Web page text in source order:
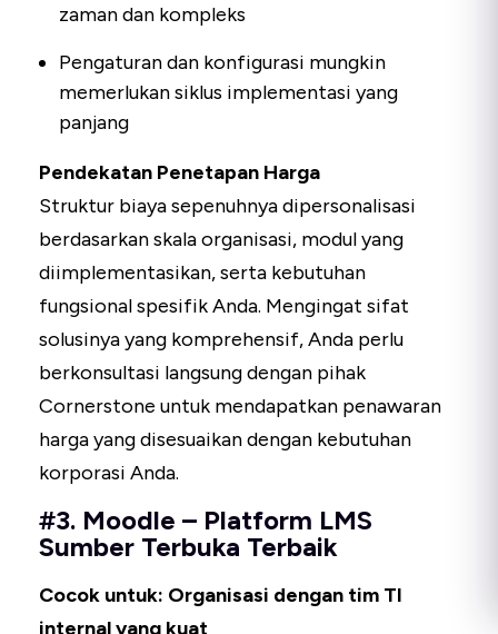
zaman dan kompleks
Pengaturan dan konfigurasi mungkin
memerlukan siklus implementasi yang
panjang
Pendekatan Penetapan Harga
Struktur biaya sepenuhnya dipersonalisasi
berdasarkan skala organisasi, modul yang
diimplementasikan, serta kebutuhan
fungsional spesifik Anda. Mengingat sifat
solusinya yang komprehensif, Anda perlu
berkonsultasi langsung dengan pihak
Cornerstone untuk mendapatkan penawaran
harga yang disesuaikan dengan kebutuhan
korporasi Anda.
#3. Moodle – Platform LMS
Sumber Terbuka Terbaik
Cocok untuk: Organisasi dengan tim TI
internal yang kuat